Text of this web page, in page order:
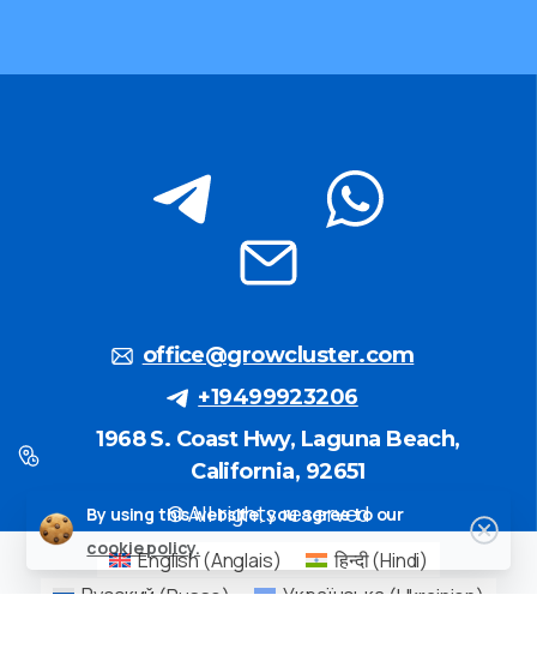
office@growcluster.com
+19499923206
1968 S. Coast Hwy, Laguna Beach,
California, 92651
© All rights reserved
English(Anglais) हिन्दी(Hindi)
Русский (Russe) Українська (Ukrainien)
By using this website, you agree to our
cookie policy.